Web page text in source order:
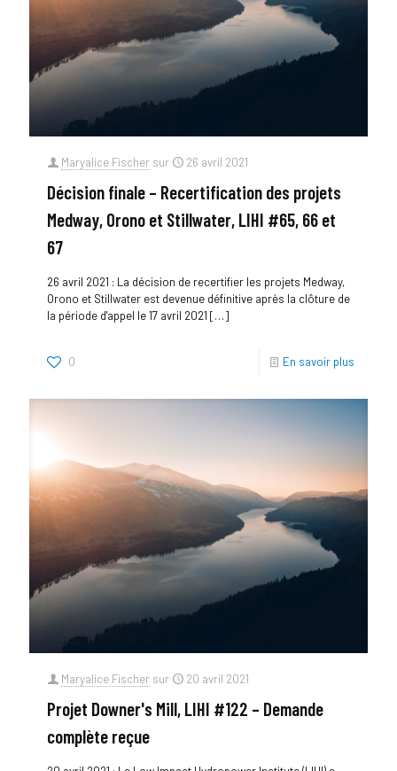
Maryalice Fischer sur 26 avril 2021
Décision finale – Recertification des projets
Medway, Orono et Stillwater, LIHI #65, 66 et
67
26 avril 2021 : La décision de recertifier les projets Medway,
Orono et Stillwater est devenue définitive après la clôture de
la période d'appel le 17 avril 2021 […]
0 En savoir plus
Maryalice Fischer sur 20 avril 2021
Projet Downer's Mill, LIHI #122 – Demande
complète reçue